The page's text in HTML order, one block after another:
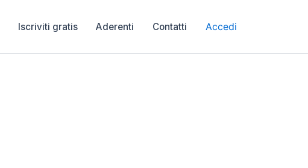
Iscriviti gratis Aderenti Contatti Accedi